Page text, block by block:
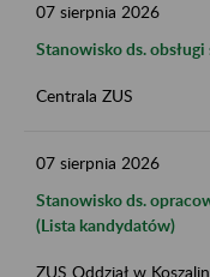
07 sierpnia 2026
Stanowisko ds.
Centrala ZUS
07 sierpnia 2026
Stanowisko ds.
(Lista kandydatów)
ZUS Oddział w